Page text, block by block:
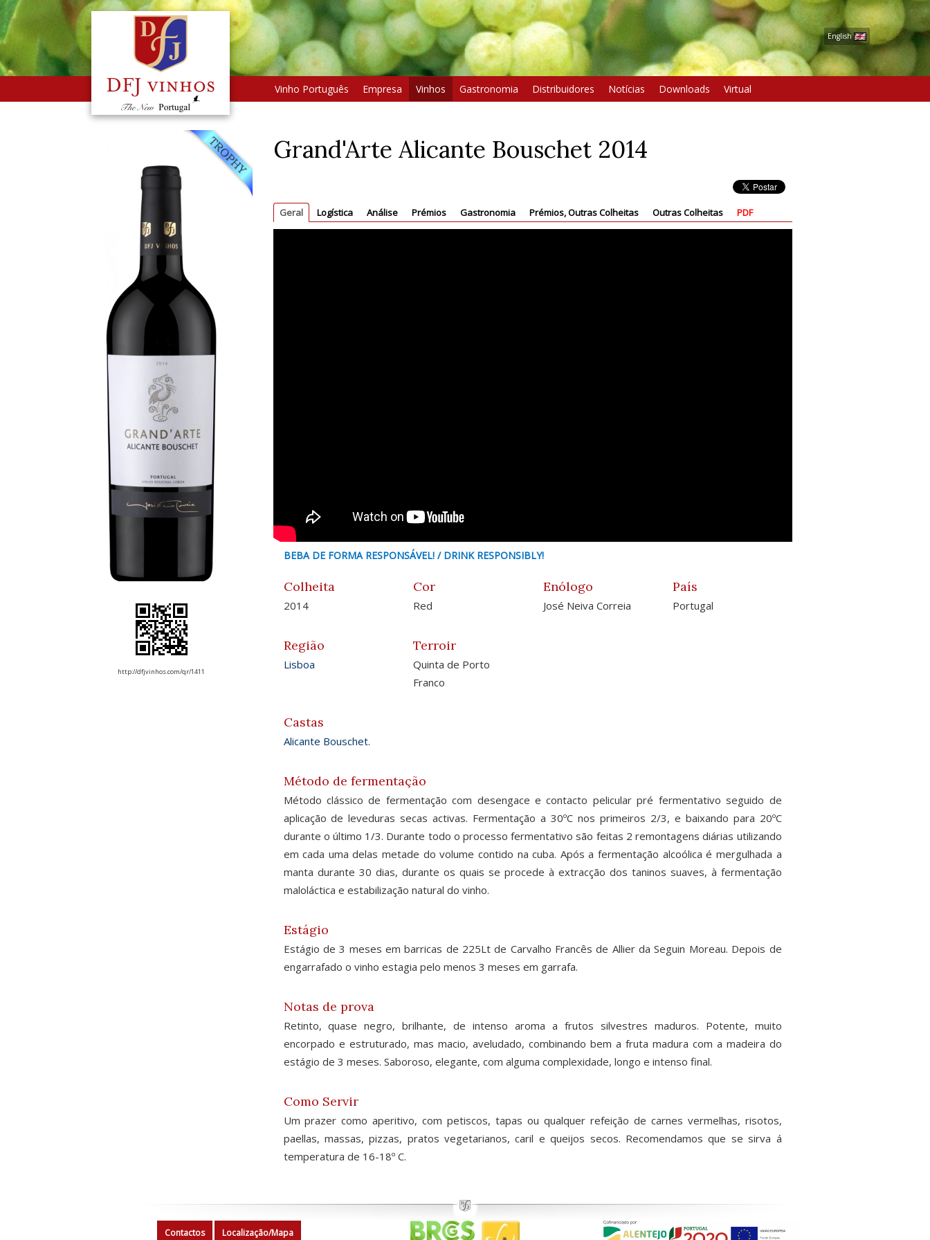
English
Vinho Português Empresa Vinhos Gastronomia Distribuidores Notícias Downloads Virtual
http://dfjvinhos.com/qr/1411
Grand'Arte Alicante Bouschet 2014
Geral Logística Análise Prémios Gastronomia Prémios, Outras Colheitas Outras Colheitas PDF
BEBA DE FORMA RESPONSÁVEL! / DRINK RESPONSIBLY!
Colheita
2014
Cor
Red
Enólogo
José Neiva Correia
País
Portugal
Região
Lisboa
Terroir
Quinta de Porto
Franco
Castas
Alicante Bouschet.
Método de fermentação
Método clássico de fermentação com desengace e contacto pelicular pré fermentativo seguido de
aplicação de leveduras secas activas. Fermentação a 30ºC nos primeiros 2/3, e baixando para 20ºC
durante o último 1/3. Durante todo o processo fermentativo são feitas 2 remontagens diárias utilizando
em cada uma delas metade do volume contido na cuba. Após a fermentação alcoólica é mergulhada a
manta durante 30 dias, durante os quais se procede à extracção dos taninos suaves, à fermentação
maloláctica e estabilização natural do vinho.
Estágio
Estágio de 3 meses em barricas de 225Lt de Carvalho Francês de Allier da Seguin Moreau. Depois de
engarrafado o vinho estagia pelo menos 3 meses em garrafa.
Notas de prova
Retinto, quase negro, brilhante, de intenso aroma a frutos silvestres maduros. Potente, muito
encorpado e estruturado, mas macio, aveludado, combinando bem a fruta madura com a madeira do
estágio de 3 meses. Saboroso, elegante, com alguma complexidade, longo e intenso final.
Como Servir
Um prazer como aperitivo, com petiscos, tapas ou qualquer refeição de carnes vermelhas, risotos,
paellas, massas, pizzas, pratos vegetarianos, caril e queijos secos. Recomendamos que se sirva á
temperatura de 16-18º C.
Contactos Localização/Mapa